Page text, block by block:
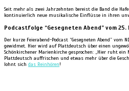
Seit mehr als zwei Jahrzehnten bereist die Band die
kontinuierlich neue musikalische Einflüsse in ihren
Podcastfolge “Gesegneten Abend” vom 25.
Der kurze Feierabend-Podcast “Gesegneten Abend” vom
gewidmet. Hier wird auf Plattdeutsch über einen
Schönkirchener Marienkirche gesprochen: „Hier ruht
Plattdeutsch auffrischen und etwas mehr über die
lohnt sich das Reinhören!